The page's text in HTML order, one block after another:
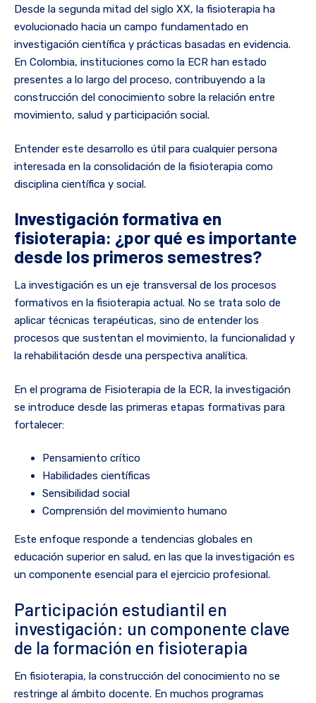
Desde la segunda mitad del siglo XX, la fisioterapia ha
evolucionado hacia un campo fundamentado en
investigación científica y prácticas basadas en evidencia.
En Colombia, instituciones como la ECR han estado
presentes a lo largo del proceso, contribuyendo a la
construcción del conocimiento sobre la relación entre
movimiento, salud y participación social.
Entender este desarrollo es útil para cualquier persona
interesada en la consolidación de la fisioterapia como
disciplina científica y social.
Investigación formativa en
fisioterapia: ¿por qué es importante
desde los primeros semestres?
La investigación es un eje transversal de los procesos
formativos en la fisioterapia actual. No se trata solo de
aplicar técnicas terapéuticas, sino de entender los
procesos que sustentan el movimiento, la funcionalidad y
la rehabilitación desde una perspectiva analítica.
En el programa de Fisioterapia de la ECR, la investigación
se introduce desde las primeras etapas formativas para
fortalecer:
Pensamiento crítico
Habilidades científicas
Sensibilidad social
Comprensión del movimiento humano
Este enfoque responde a tendencias globales en
educación superior en salud, en las que la investigación es
un componente esencial para el ejercicio profesional.
Participación estudiantil en
investigación: un componente clave
de la formación en fisioterapia
En fisioterapia, la construcción del conocimiento no se
restringe al ámbito docente. En muchos programas